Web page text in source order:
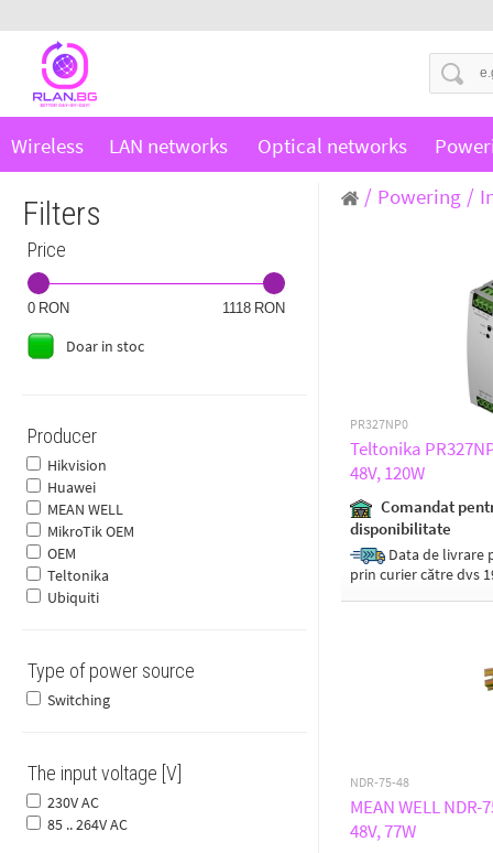
Wireless LAN networks Optical networks
Filters
Price
0 1118
Doar in stoc
Producer
Hikvision
Huawei
MEAN WELL
MikroTik OEM
OEM
Teltonika
Ubiquiti
Type of power source
Switching
The input voltage [V]
230V AC
85 .. 264V AC
Powering
PR327NP0
Teltonika
48V, 120W
Comandat
disponibilitate
Data de livrare
prin curier către dvs
NDR-75-48
MEAN WELL
48V, 77W